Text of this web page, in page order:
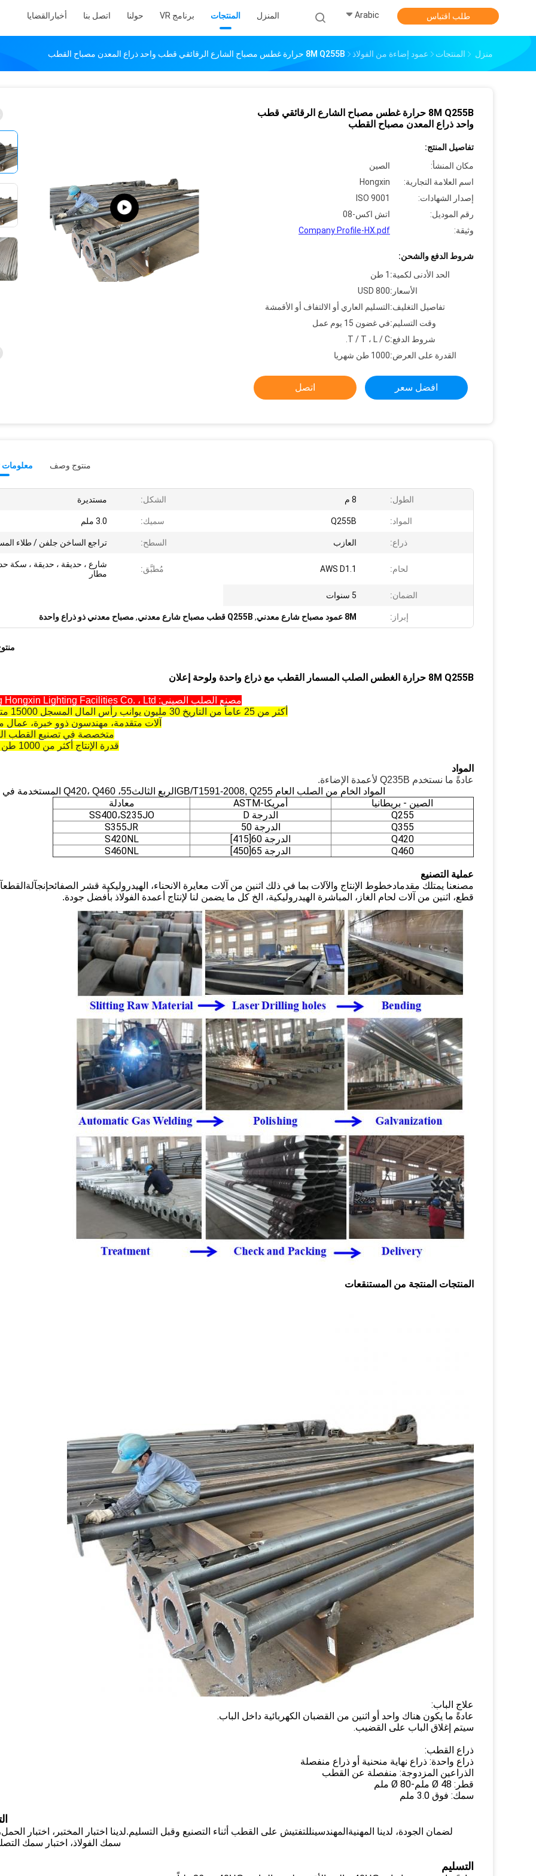
المنزل المنتجات برنامج VR حولنا اتصل بنا أخبار القضايا Arabic طلب اقتباس
منزل المنتجات عمود إضاءة من الفولاذ 8M Q255B حرارة غطس مصباح الشارع الرقائقي قطب واحد ذراع المعدن مصباح القطب
8M Q255B حرارة غطس مصباح الشارع الرقائقي قطب
واحد ذراع المعدن مصباح القطب
تفاصيل المنتج:
مكان المنشأ:
الصين
اسم العلامة التجارية:
Hongxin
إصدار الشهادات:
ISO 9001
رقم الموديل:
اتش اكس-08
وثيقة:
Company Profile-HX.pdf
شروط الدفع والشحن:
الحد الأدنى لكمية: 1 طن
الأسعار:800 USD
تفاصيل التغليف:التسليم العاري أو الالتفاف أو الأقمشة
وقت التسليم:في غضون 15 يوم عمل
شروط الدفع:T / T ، L / C.
القدرة على العرض:1000 طن شهريا
افضل سعر اتصل
معلومات منتوج وصف
الطول: 8 م الشكل: مستديرة
المواد: Q255B سميك: 3.0 ملم
ذراع: العازب السطح: تراجع الساخن جلفن / طلاء
لحام: AWS D1.1 مُطبَّق:
شارع ، حديقة ، حديقة ، سكة
مطار
الضمان: 5 سنوات
إبراز: 8M عمود مصباح شارع معدني , Q255B قطب مصباح شارع معدني , مصباح معدني ذو ذراع واحدة
8M Q255B حرارة الغطس الصلب المسمار القطب مع ذراع واحدة ولوحة إعلان
مصنع الصلب الصيني: Yixing Hongxin Lighting Facilities Co. ، Ltd.
أكثر من 25 عاماً من التاريخ 30 مليون يوانب رأس المال المسجل 15000 متر مربع
آلات متقدمة، مهندسون ذوو خبرة، عمال
متخصصة في تصنيع القطب
قدرة الإنتاج أكثر من 1000 طن شهرياً!
المواد
عادةً ما نستخدم Q235B لأعمدة الإضاءة.
المواد الخام من الصلب العام GB/T1591-2008, Q2
55الربع الثالث 55، Q420، Q460 المستخدمة في الصين.
الصين - بريطانيا أمريكا-ASTM
معادلة
Q255
الدرجة D
SS400،S235JO
Q355
الدرجة 50
S355JR
Q420
الدرجة 60[415]
S420NL
Q460
الدرجة 65[450] S460NL
عملية التصنيع
مصنعنا يمتلك مقدمادخطوط الإنتاج والآلات بما في ذلك اثنين من آلات معايرة الانحناء، الهيدروليكية قشر الصفائحإنجآلة القطع
قطع، اثنين من آلات لحام الغاز، المباشرة الهيدروليكية، الخ كل ما يضمن لنا لإنتاج أعمدة الفولاذ بأفضل جودة.
المنتجات المنتجة من المستنقعات
علاج الباب:
عادةً ما يكون هناك واحد أو اثنين من القضبان الكهربائية داخل الباب.
سيتم إغلاق الباب على القضيب.
ذراع القطب:
ذراع واحدة: ذراع نهاية منحنية أو ذراع منفصلة
الذراعين المزدوجة: منفصلة عن القطب
قطر: Ø 48 ملم-Ø 80 ملم
سمك: فوق 3.0 ملم
لضمان الجودة، لدينا المهنية المهندسينللتفتيش على القطب أثناء التصنيع وقبل التسليم.لدينا اختبار المختبر، اختبار
سمك الفولاذ، اختبار سمك
التسليم